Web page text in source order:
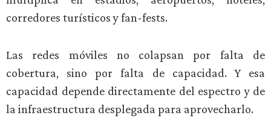
corredores turísticos y fan-fests.
Las redes móviles no colapsan por falta de
cobertura, sino por falta de capacidad. Y esa
capacidad depende directamente del espectro y de
la infraestructura desplegada para aprovecharlo.